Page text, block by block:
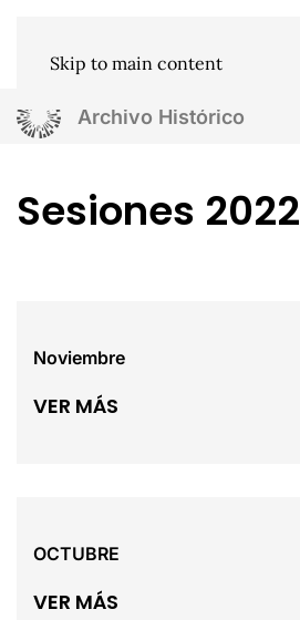
Skip to main content
Archivo Histórico
Sesiones 2022
Noviembre
VER MÁS
OCTUBRE
VER MÁS